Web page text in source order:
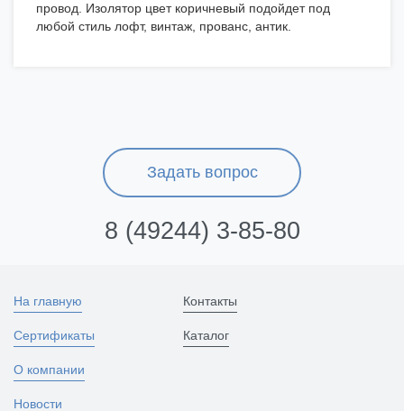
провод. Изолятор цвет коричневый подойдет под
любой стиль лофт, винтаж, прованс, антик.
Задать вопрос
8 (49244) 3-85-80
На главную
Сертификаты
О компании
Новости
Контакты
Каталог